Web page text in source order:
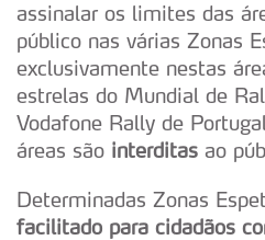
assinalar os limites das
público nas várias Zonas
exclusivamente nestas
estrelas do Mundial de
Vodafone Rally de
áreas são interditas ao
Determinadas Zonas
facilitado para cidadãos